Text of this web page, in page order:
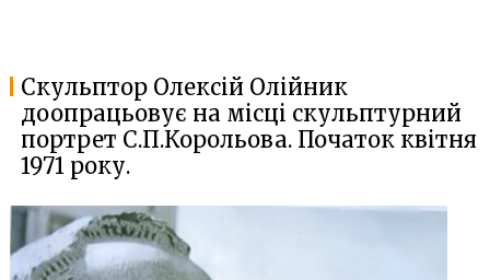
Скульптор Олексій Олійник
доопрацьовує на місці скульптурний
портрет С.П.Корольова. Початок квітня
1971 року.